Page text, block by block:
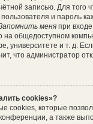
записью. Для того
и пароль
меня при
на общедоступном
университете и т. д.
что администратор
cookies»?
cookies, которые
а также